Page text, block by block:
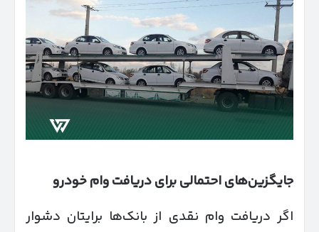
جایگزین‌های احتمالی برای دریافت وام خودرو
اگر دریافت وام نقدی از بانک‌ها برایتان دشوار